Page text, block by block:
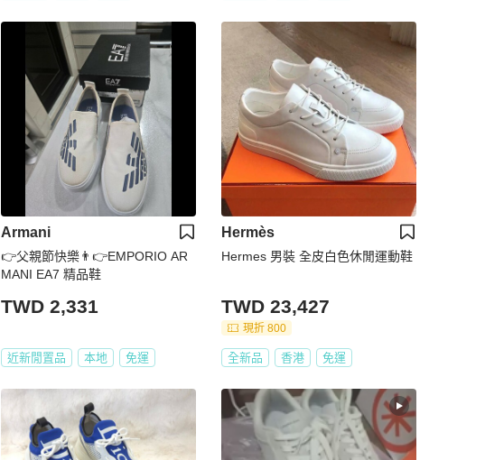
Armani
👉父親節快樂👨👉EMPORIO AR
MANI EA7 精品鞋
TWD 2,331
近新閒置品 本地 免運
Hermès
Hermes 男裝 全皮白色休閒運動鞋
TWD 23,427
現折 800
全新品 香港 免運